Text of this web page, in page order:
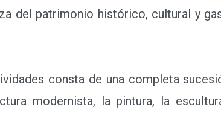
del patrimonio histórico, cultural y
consta de una completa
modernista, la pintura, la